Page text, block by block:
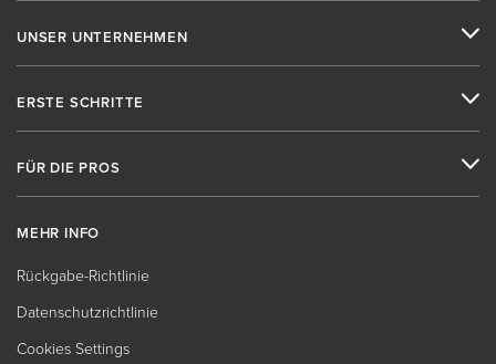
UNSER UNTERNEHMEN
ERSTE SCHRITTE
FÜR DIE PROS
MEHR INFO
Rückgabe-Richtlinie
Datenschutzrichtlinie
Cookies Settings